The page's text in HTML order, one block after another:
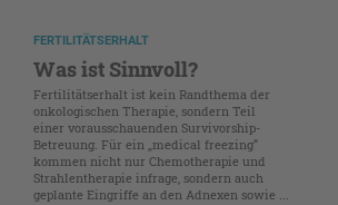
FERTILITÄTSERHALT
Was ist Sinnvoll?
Fertilitätserhalt ist kein Randthema der
onkologischen Therapie, sondern Teil
einer vorausschauenden Survivorship-
Betreuung. Für ein „medical freezing“
kommen nicht nur Chemotherapie und
Strahlentherapie infrage, sondern auch
geplante Eingriffe an den Adnexen sowie ...